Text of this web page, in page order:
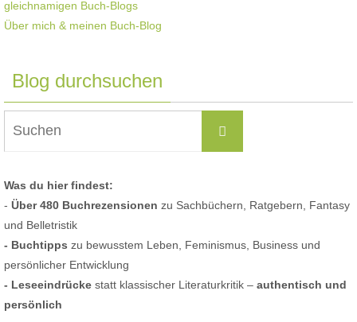
Über mich & meinen Buch-Blog
Blog durchsuchen
Suchen
Was du hier findest:
- Über 480 Buchrezensionen zu Sachbüchern, Ratgebern, Fantasy
und Belletristik
- Buchtipps zu bewusstem Leben, Feminismus, Business und
persönlicher Entwicklung
- Leseeindrücke statt klassischer Literaturkritik – authentisch und
persönlich